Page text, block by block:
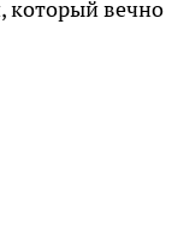
который вечно